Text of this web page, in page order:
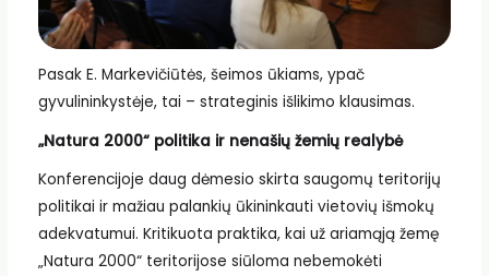
Pasak E. Markevičiūtės, šeimos ūkiams, ypač
gyvulininkystėje, tai – strateginis išlikimo klausimas.
„Natura 2000“ politika ir nenašių žemių realybė
Konferencijoje daug dėmesio skirta saugomų teritorijų
politikai ir mažiau palankių ūkininkauti vietovių išmokų
adekvatumui. Kritikuota praktika, kai už ariamąją žemę
„Natura 2000“ teritorijose siūloma nebemokėti